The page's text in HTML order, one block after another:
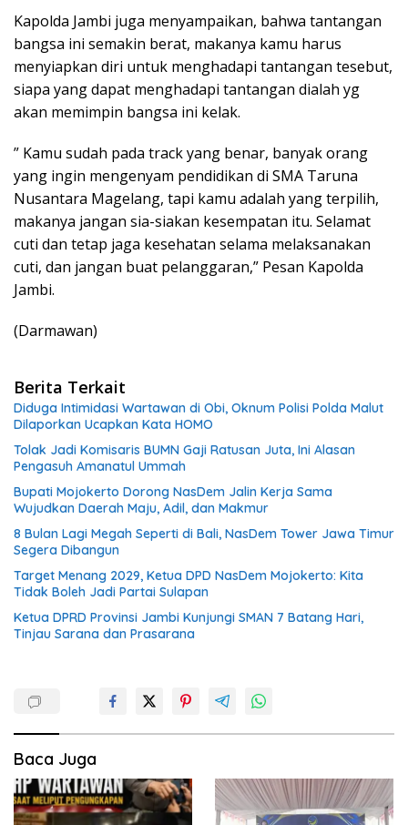
Kapolda Jambi juga menyampaikan, bahwa tantangan
bangsa ini semakin berat, makanya kamu harus
menyiapkan diri untuk menghadapi tantangan tesebut,
siapa yang dapat menghadapi tantangan dialah yg
akan memimpin bangsa ini kelak.
” Kamu sudah pada track yang benar, banyak orang
yang ingin mengenyam pendidikan di SMA Taruna
Nusantara Magelang, tapi kamu adalah yang terpilih,
makanya jangan sia-siakan kesempatan itu. Selamat
cuti dan tetap jaga kesehatan selama melaksanakan
cuti, dan jangan buat pelanggaran,” Pesan Kapolda
Jambi.
(Darmawan)
Berita Terkait
Diduga Intimidasi Wartawan di Obi, Oknum Polisi Polda Malut
Dilaporkan Ucapkan Kata HOMO
Tolak Jadi Komisaris BUMN Gaji Ratusan Juta, Ini Alasan
Pengasuh Amanatul Ummah
Bupati Mojokerto Dorong NasDem Jalin Kerja Sama
Wujudkan Daerah Maju, Adil, dan Makmur
8 Bulan Lagi Megah Seperti di Bali, NasDem Tower Jawa Timur
Segera Dibangun
Target Menang 2029, Ketua DPD NasDem Mojokerto: Kita
Tidak Boleh Jadi Partai Sulapan
Ketua DPRD Provinsi Jambi Kunjungi SMAN 7 Batang Hari,
Tinjau Sarana dan Prasarana
Baca Juga